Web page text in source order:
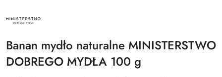
NAZWA
PRODUCENTA:
MYDŁA
Banan mydło naturalne MINISTERSTWO
DOBREGO MYDŁA 100 g